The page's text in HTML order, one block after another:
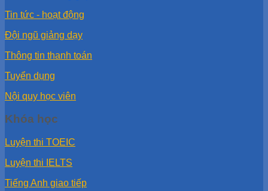
Tin tức - hoạt động
Đội ngũ giảng dạy
Thông tin thanh toán
Tuyển dụng
Nội quy học viên
Khóa học
Luyện thi TOEIC
Luyện thi IELTS
Tiếng Anh giao tiếp